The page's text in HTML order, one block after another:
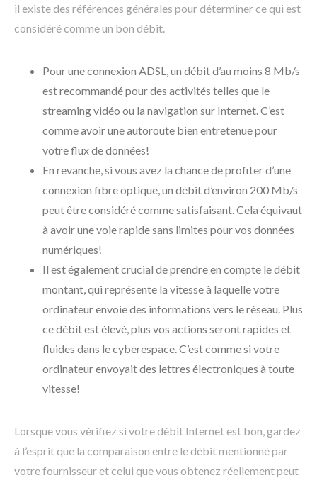
il existe des références générales pour déterminer ce qui est
considéré comme un bon débit.
Pour une connexion ADSL, un débit d’au moins 8 Mb/s
est recommandé pour des activités telles que le
streaming vidéo ou la navigation sur Internet. C’est
comme avoir une autoroute bien entretenue pour
votre flux de données!
En revanche, si vous avez la chance de profiter d’une
connexion fibre optique, un débit d’environ 200 Mb/s
peut être considéré comme satisfaisant. Cela équivaut
à avoir une voie rapide sans limites pour vos données
numériques!
Il est également crucial de prendre en compte le débit
montant, qui représente la vitesse à laquelle votre
ordinateur envoie des informations vers le réseau. Plus
ce débit est élevé, plus vos actions seront rapides et
fluides dans le cyberespace. C’est comme si votre
ordinateur envoyait des lettres électroniques à toute
vitesse!
Lorsque vous vérifiez si votre débit Internet est bon, gardez
à l’esprit que la comparaison entre le débit mentionné par
votre fournisseur et celui que vous obtenez réellement peut